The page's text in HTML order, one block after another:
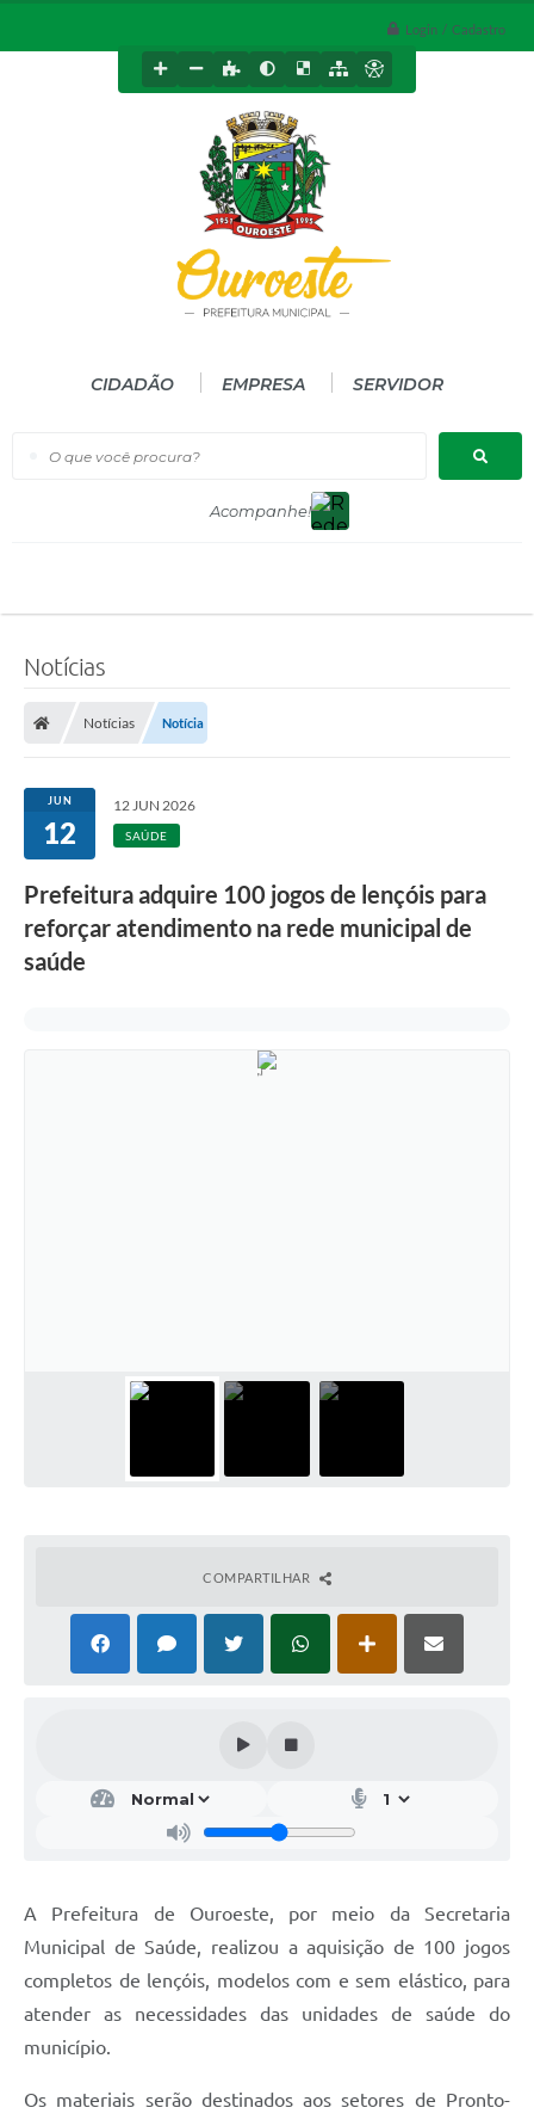
Login / Cadastro
O que você procura?
CIDADÃO EMPRESA SERVIDOR
Notícias
Notícias Notícia
JUN
12
12 JUN 2026
SAÚDE
Prefeitura adquire 100 jogos de lençóis para
reforçar atendimento na rede municipal de
saúde
COMPARTILHAR
A Prefeitura de Ouroeste, por meio da Secretaria
Municipal de Saúde, realizou a aquisição de 100 jogos
completos de lençóis, modelos com e sem elástico, para
atender as necessidades das unidades de saúde do
município.
Os materiais serão destinados aos setores de Pronto-